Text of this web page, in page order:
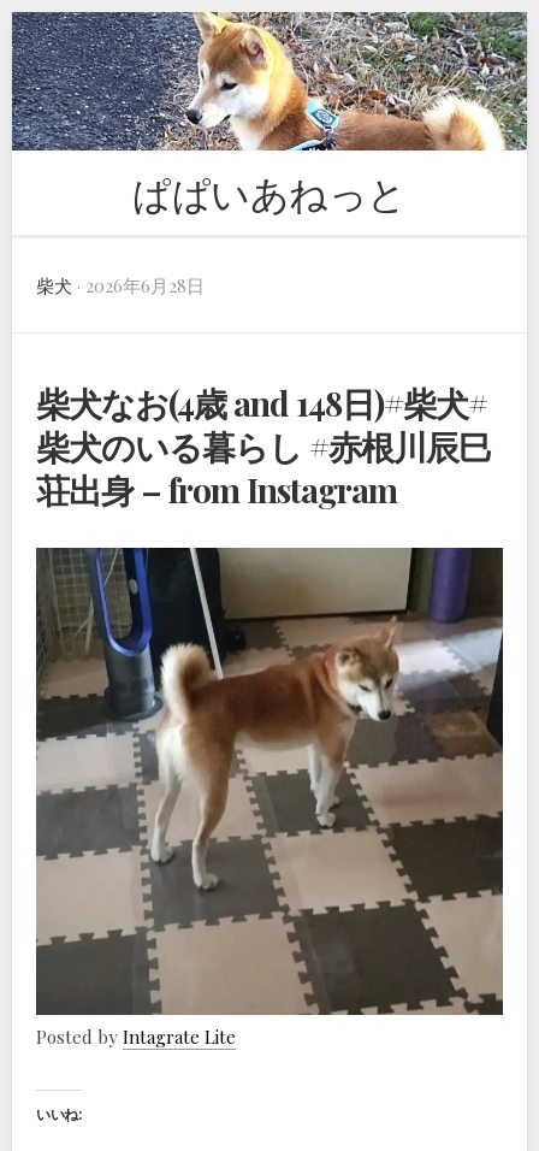
Skip
to
content
ぱぱいあねっと
柴犬 · 2026年6月28日
柴犬なお(4歳 and 148日)#柴犬#
柴犬のいる暮らし #赤根川辰巳
荘出身 – from Instagram
Posted by Intagrate Lite
いいね: